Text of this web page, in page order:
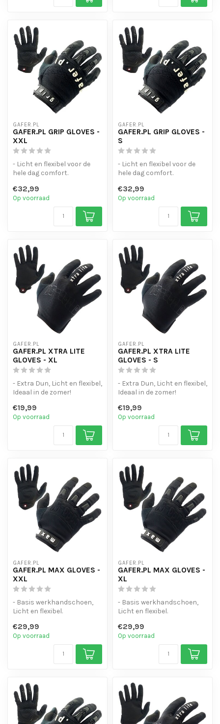
GAFER.PL
GAFER.PL GRIP GLOVES -
XXL
- Licht en flexibel voor de
hele dag comfort.
vinger to...
€32,99
Op voorraad
GAFER.PL
GAFER.PL GRIP GLOVES -
S
- Licht en flexibel voor de
hele dag comfort.
vinger to...
€32,99
Op voorraad
GAFER.PL
GAFER.PL XTRA LITE
GLOVES - XL
- Extra Dun, Licht en flexibel,
Ideaal in de zomer!
vin...
€19,99
Op voorraad
GAFER.PL
GAFER.PL XTRA LITE
GLOVES - S
- Extra Dun, Licht en flexibel,
Ideaal in de zomer!
vin...
€19,99
Op voorraad
GAFER.PL
GAFER.PL MAX GLOVES -
XXL
- Basis werkhandschoen,
Licht en flexibel.
vinger toppe...
€29,99
Op voorraad
GAFER.PL
GAFER.PL MAX GLOVES -
XL
- Basis werkhandschoen,
Licht en flexibel.
vinger toppe...
€29,99
Op voorraad